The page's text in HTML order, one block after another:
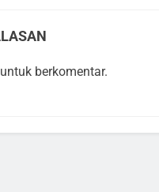
untuk berkomentar.